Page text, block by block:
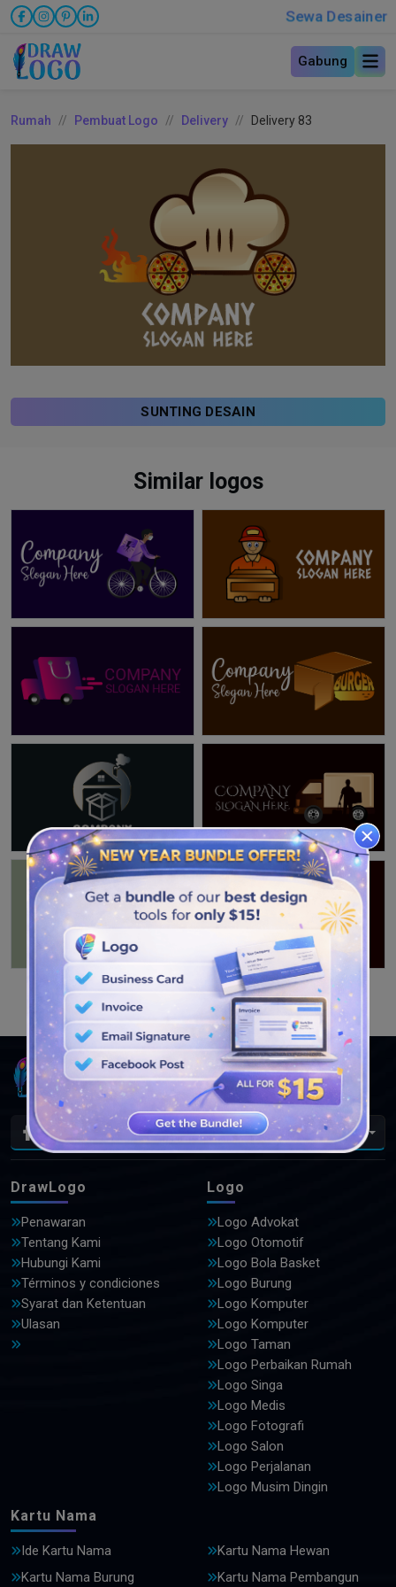
Sewa Desainer
Gabung
Rumah Pembuat Logo Delivery Delivery 83
SUNTING DESAIN
Similar logos
LIHAT DESAIN LEBIH LANJUT
Id
DrawLogo
Penawaran
Tentang Kami
Hubungi Kami
Términos y condiciones
Syarat dan Ketentuan
Ulasan
Logo
Logo Advokat
Logo Otomotif
Logo Bola Basket
Logo Burung
Logo Komputer
Logo Komputer
Logo Taman
Logo Perbaikan Rumah
Logo Singa
Logo Medis
Logo Fotografi
Logo Salon
Logo Perjalanan
Logo Musim Dingin
Kartu Nama
Ide Kartu Nama
Kartu Nama Hewan
Kartu Nama Burung
Kartu Nama Pembangun